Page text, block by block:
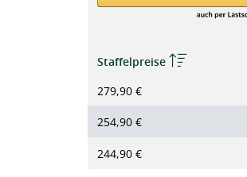
Staffelpreise
279,90 €
254,90 €
244,90 €